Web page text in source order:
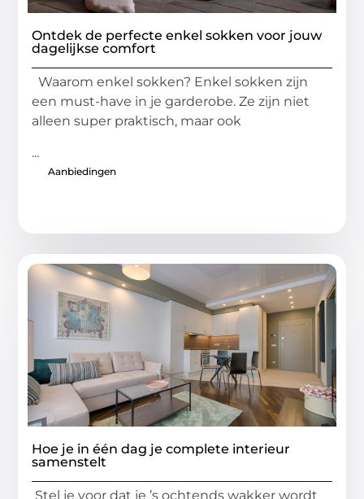
Ontdek de perfecte enkel sokken voor jouw
dagelijkse comfort
Waarom enkel sokken? Enkel sokken zijn
een must-have in je garderobe. Ze zijn niet
alleen super praktisch, maar ook
...
Aanbiedingen
Hoe je in één dag je complete interieur
samenstelt
Stel je voor dat je ’s ochtends wakker wordt